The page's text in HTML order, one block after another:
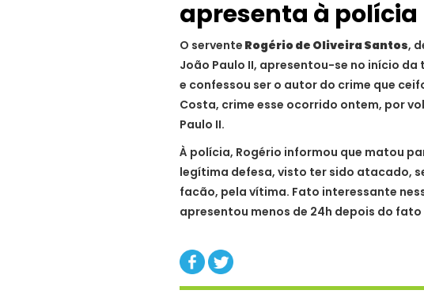
apresenta à polícia
O servente Rogério de Oliveira Santos,
João Paulo II, apresentou-se no início
e confessou ser o autor do crime que
Costa, crime esse ocorrido ontem, por
Paulo II.
À polícia, Rogério informou que matou
legítima defesa, visto ter sido atacado,
facão, pela vítima. Fato interessante
apresentou menos de 24h depois do